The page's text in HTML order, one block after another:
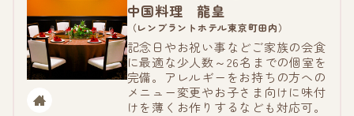
中国料理 龍皇
（レンブラントホテル東京町田内）
記念日やお祝い事などご家族の会食
に最適な少人数～26名までの個室を
完備。アレルギーをお持ちの方への
メニュー変更やお子さま向けに味付
けを薄くお作りするなども対応可。